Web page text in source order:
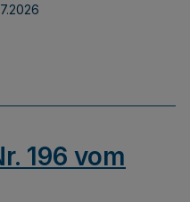
196 vom